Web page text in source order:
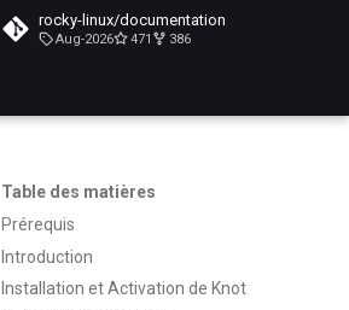
rocky-linux/documentation
Aug-2026 471 386
Table des matières
Prérequis
Introduction
Installation et Activation de Knot